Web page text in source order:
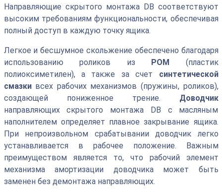
Направляющие скрытого монтажа DВ соответствуют
высоким требованиям функциональности, обеспечивая
полный доступ в каждую точку ящика.
Легкое и бесшумное скольжение обеспечено благодаря
использованию роликов из
РОМ
(пластик
полиоксиметилен), а также за счет синтетической
смазкивсех рабочих механизмов (пружины, роликов),
создающей пониженное трение. Доводчик
направляющих скрытого монтажа DB с масляным
наполнителем определяет плавное закрывание ящика.
При непроизвольном срабатывании доводчик легко
устанавливается в рабочее положение. Важным
преимуществом является то, что рабочий элемент
механизма амортизации доводчика может быть
заменен без демонтажа направляющих.